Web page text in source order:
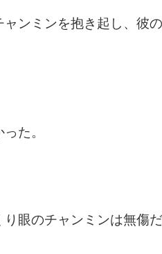
ンミンを抱き起し、彼
た。
眼のチャンミンは無傷だ